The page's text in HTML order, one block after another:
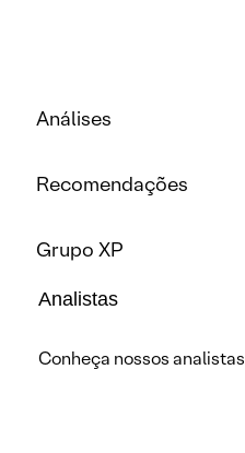
Análises
Recomendações
Grupo XP
Analistas
Conheça nossos analistas